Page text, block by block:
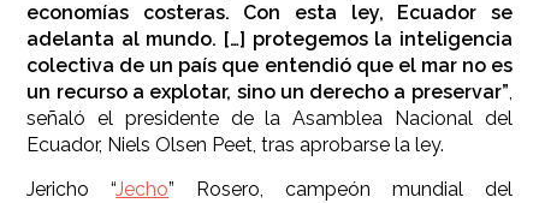
economías costeras. Con esta ley, Ecuador se
adelanta al mundo. […] protegemos la inteligencia
colectiva de un país que entendió que el mar no es
un recurso a explotar, sino un derecho a preservar”,
señaló el presidente de la Asamblea Nacional del
Ecuador, Niels Olsen Peet, tras aprobarse la ley.
Jericho “Jecho” Rosero, campeón mundial del